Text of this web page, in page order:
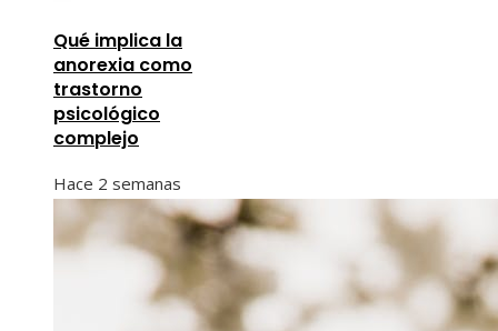
Qué implica la
anorexia como
trastorno
psicológico
complejo
Hace 2 semanas